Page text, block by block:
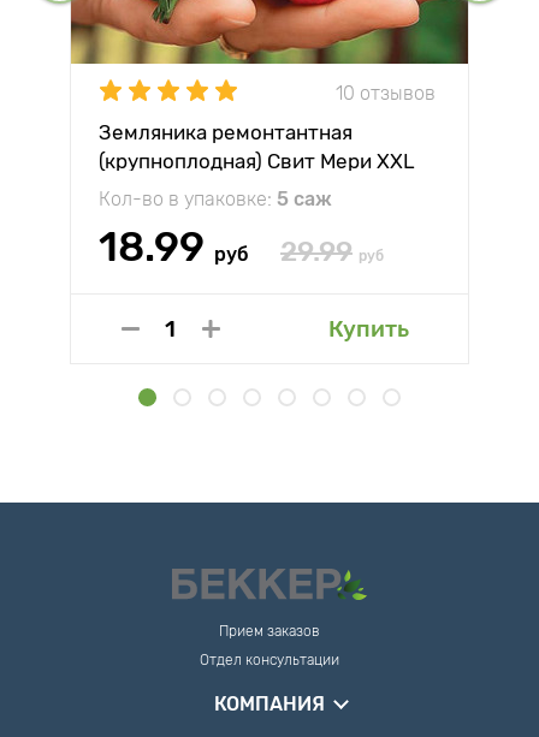
10 отзывов
Земляника ремонтантная
(крупноплодная) Свит Мери XXL
Кол-во в упаковке: 5 саж
18.99 руб 29.99 руб
Купить
Прием заказов
Отдел консультации
КОМПАНИЯ